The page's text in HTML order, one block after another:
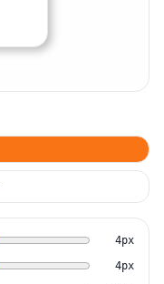
4px
4px